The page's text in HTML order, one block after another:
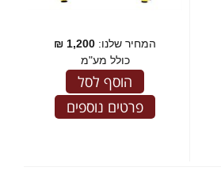
המחיר שלנו: 1,200
₪
כולל מע"מ
הוסף לסל
פרטים נוספים